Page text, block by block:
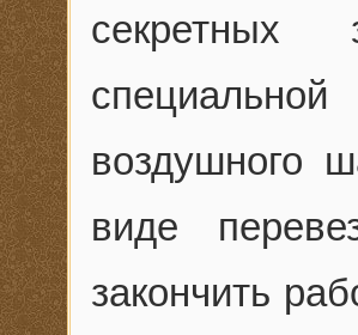
секретных
воздушного
виде
закончить